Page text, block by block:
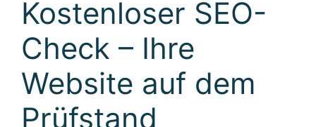
Kostenloser SEO-
Check – Ihre
Website auf dem
Prüfstand